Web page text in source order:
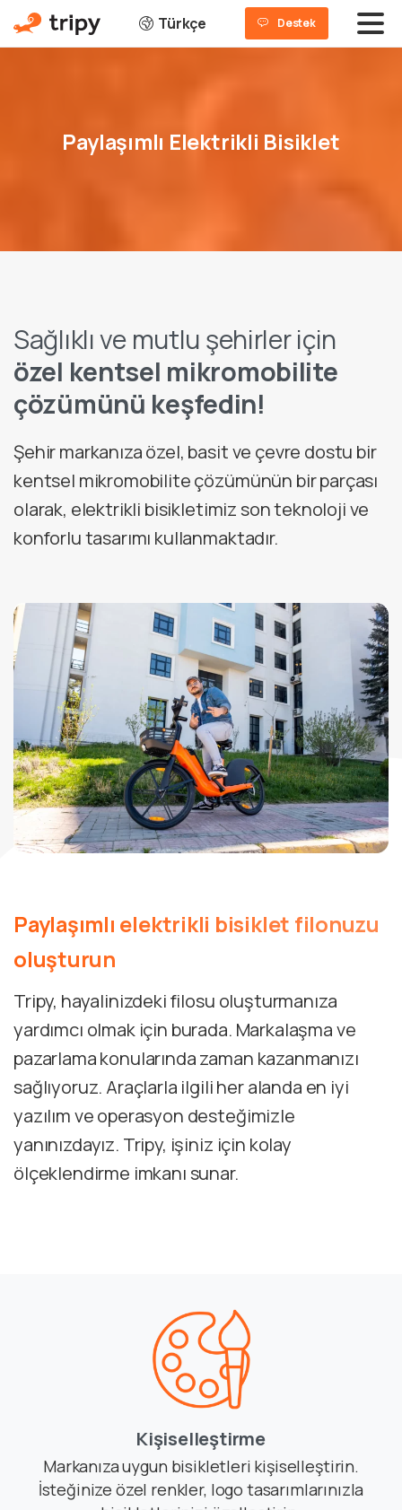
Türkçe Destek
Paylaşımlı Elektrikli Bisiklet
Sağlıklı ve mutlu şehirler için
özel kentsel mikromobilite
çözümünü keşfedin!
Şehir markanıza özel, basit ve çevre dostu bir
kentsel mikromobilite çözümünün bir parçası
olarak, elektrikli bisikletimiz son teknoloji ve
konforlu tasarımı kullanmaktadır.
Paylaşımlı elektrikli bisiklet filonuzu
oluşturun
Tripy, hayalinizdeki filosu oluşturmanıza
yardımcı olmak için burada. Markalaşma ve
pazarlama konularında zaman kazanmanızı
sağlıyoruz. Araçlarla ilgili her alanda en iyi
yazılım ve operasyon desteğimizle
yanınızdayız. Tripy, işiniz için kolay
ölçeklendirme imkanı sunar.
Kişiselleştirme
Markanıza uygun bisikletleri kişiselleştirin.
İsteğinize özel renkler, logo tasarımlarınızla